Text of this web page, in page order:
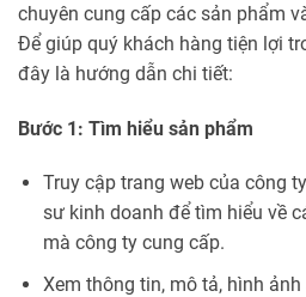
chuyên cung cấp các sản phẩm
Để giúp quý khách hàng tiện lợi
đây là hướng dẫn chi tiết:
Bước 1: Tìm hiểu sản phẩm
Truy cập trang web của công
sư kinh doanh để tìm hiểu về
mà công ty cung cấp.
Xem thông tin, mô tả, hình